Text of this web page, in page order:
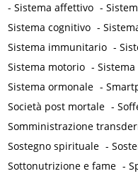
-Sistema affettivo -
Sistema cognitivo -
Sistema immunitario -
Sistema motorio -
Sistema ormonale -
Società post mortale -
Somministrazione
Sostegno spirituale -
Sottonutrizione e fame -